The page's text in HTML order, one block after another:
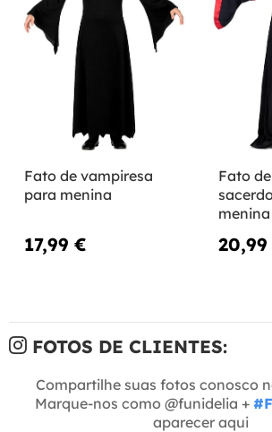
Fato de vampiresa
para menina
17,99 €
Fato
menina
20,99
FOTOS DE CLIENTES:
Compartilhe suas fotos conosco
Marque-nos como @funidelia +
aparecer aqui